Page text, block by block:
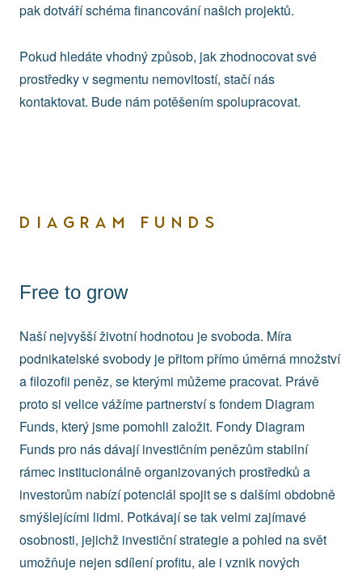
pak dotváří schéma financování našich projektů.
Pokud hledáte vhodný způsob, jak zhodnocovat své
prostředky v segmentu nemovitostí, stačí nás
kontaktovat. Bude nám potěšením spolupracovat.
DIAGRAM FUNDS
Free to grow
Naší nejvyšší životní hodnotou je svoboda. Míra
podnikatelské svobody je přitom přímo úměrná množství
a filozofii peněz, se kterými můžeme pracovat. Právě
proto si velice vážíme partnerství s fondem Diagram
Funds, který jsme pomohli založit. Fondy Diagram
Funds pro nás dávají investičním penězům stabilní
rámec institucionálně organizovaných prostředků a
investorům nabízí potenciál spojit se s dalšími obdobně
smýšlejícími lidmi. Potkávají se tak velmi zajímavé
osobnosti, jejichž investiční strategie a pohled na svět
umožňuje nejen sdílení profitu, ale i vznik nových